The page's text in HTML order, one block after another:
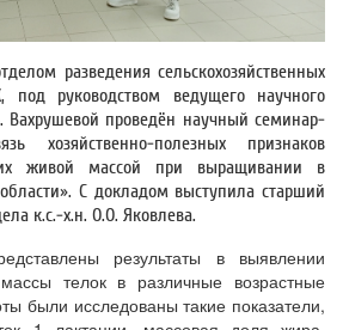
разведения сельскохозяйственных
руководством ведущего научного
Вахрушевой проведён научный семинар-
хозяйственно-полезных признаков
их живой массой при выращивании в
С докладом выступила старший
к.с.-х.н. О.О. Яковлева.
результаты в выявлении
телок в различные возрастные
были исследованы такие показатели,